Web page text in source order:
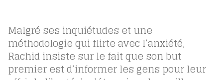
Malgré ses inquiétudes et une
méthodologie qui flirte avec l’anxiété,
Rachid insiste sur le fait que son but
premier est d’informer les gens pour leur